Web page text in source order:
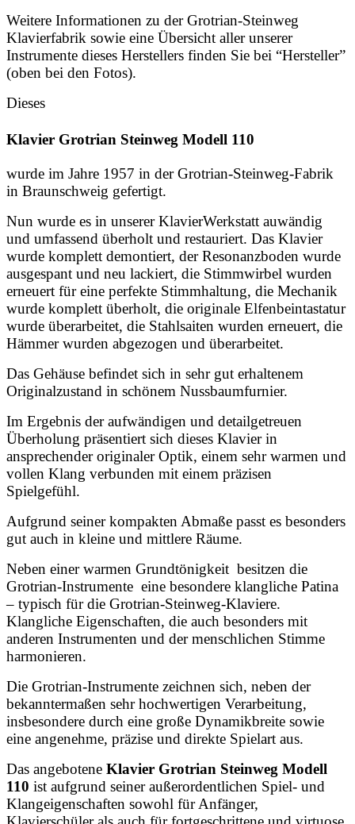
Weitere Informationen zu der Grotrian-Steinweg
Klavierfabrik sowie eine Übersicht aller unserer
Instrumente dieses Herstellers finden Sie bei “Hersteller”
(oben bei den Fotos).
Dieses
Klavier Grotrian Steinweg Modell 110
wurde im Jahre 1957 in der Grotrian-Steinweg-Fabrik
in Braunschweig gefertigt.
Nun wurde es in unserer KlavierWerkstatt auwändig
und umfassend überholt und restauriert. Das Klavier
wurde komplett demontiert, der Resonanzboden wurde
ausgespant und neu lackiert, die Stimmwirbel wurden
erneuert für eine perfekte Stimmhaltung, die Mechanik
wurde komplett überholt, die originale Elfenbeintastatur
wurde überarbeitet, die Stahlsaiten wurden erneuert, die
Hämmer wurden abgezogen und überarbeitet.
Das Gehäuse befindet sich in sehr gut erhaltenem
Originalzustand in schönem Nussbaumfurnier.
Im Ergebnis der aufwändigen und detailgetreuen
Überholung präsentiert sich dieses Klavier in
ansprechender originaler Optik, einem sehr warmen und
vollen Klang verbunden mit einem präzisen
Spielgefühl.
Aufgrund seiner kompakten Abmaße passt es besonders
gut auch in kleine und mittlere Räume.
Neben einer warmen Grundtönigkeit besitzen die
Grotrian-Instrumente eine besondere klangliche Patina
– typisch für die Grotrian-Steinweg-Klaviere.
Klangliche Eigenschaften, die auch besonders mit
anderen Instrumenten und der menschlichen Stimme
harmonieren.
Die Grotrian-Instrumente zeichnen sich, neben der
bekanntermaßen sehr hochwertigen Verarbeitung,
insbesondere durch eine große Dynamikbreite sowie
eine angenehme, präzise und direkte Spielart aus.
Das angebotene Klavier Grotrian Steinweg Modell
110 ist aufgrund seiner außerordentlichen Spiel- und
Klangeigenschaften sowohl für Anfänger,